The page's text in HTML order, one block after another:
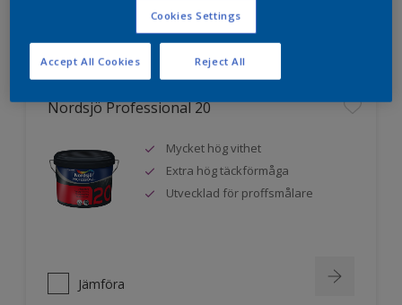
Nordsjö Professional 20
Mycket hög vithet
Extra hög täckförmåga
Utvecklad för proffsmålare
Jämföra
Cookies Settings
Reject All
Accept All Cookies